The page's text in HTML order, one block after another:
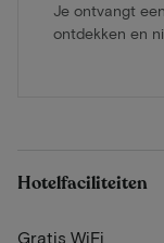
Je ontvangt
ontdekken en
Hotelfaciliteiten
Gratis WiFi